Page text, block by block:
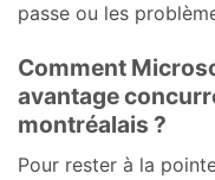
passe ou les
Comment
avantage
montréalais ?
Pour rester à la